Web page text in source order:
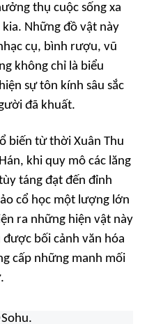
thụ cuộc sống xa
Những đồ vật này
cụ, bình rượu, vũ
không chỉ là biểu
sự tôn kính sâu sắc
đã khuất.
biến từ thời Xuân Thu
khi quy mô các lăng
táng đạt đến đỉnh
cổ học một lượng lớn
ra những hiện vật này
bối cảnh văn hóa
cấp những manh mối